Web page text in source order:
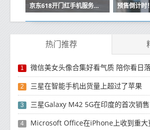
京东618开门红手机服务保障产品成交额同比增长100% 好服务更省心
热门推荐
1 微信美女头像合集好看气质 陪你看日落
2 三星在智能手机出货量上超过了苹果
3 三星Galaxy M42 5G在印度的首次销
4 Microsoft Office在iPhone上收到重大